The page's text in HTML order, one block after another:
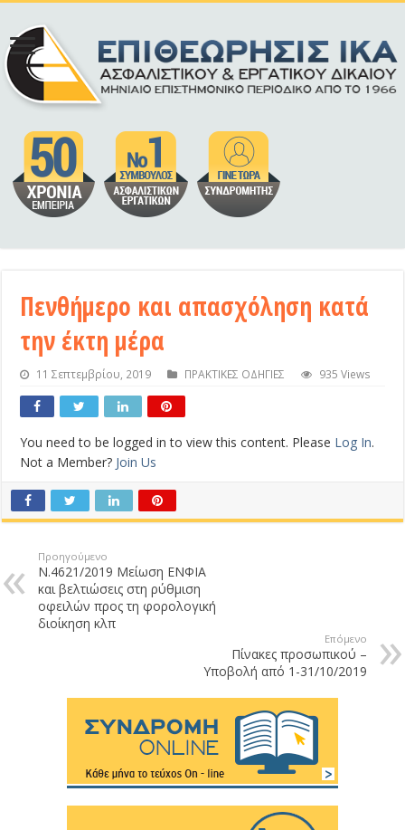
Πενθήμερο και απασχόληση κατά
την έκτη μέρα
11 Σεπτεμβρίου, 2019 ΠΡΑΚΤΙΚΕΣ ΟΔΗΓΙΕΣ 935 Views
You need to be logged in to view this content. Please Log In.
Not a Member? Join Us
Προηγούμενο
Ν.4621/2019 Μείωση ΕΝΦΙΑ
και βελτιώσεις στη ρύθμιση
οφειλών προς τη φορολογική
διοίκηση κλπ
Επόμενο
Πίνακες προσωπικού –
Υποβολή από 1-31/10/2019